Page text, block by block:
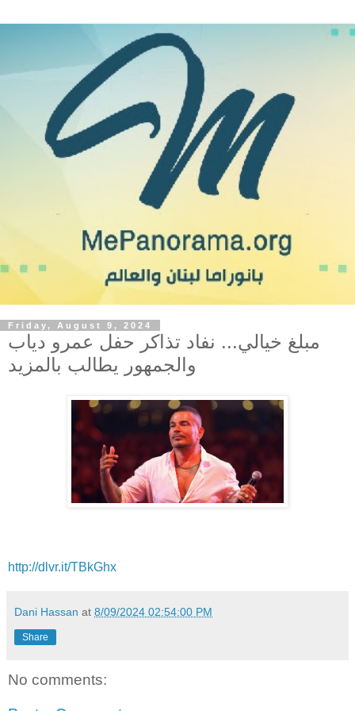
Friday, August 9, 2024
مبلغ خيالي... نفاد تذاكر حفل عمرو دياب
والجمهور يطالب بالمزيد
http://dlvr.it/TBkGhx
Dani Hassan at 8/09/2024 02:54:00 PM
Share
No comments: